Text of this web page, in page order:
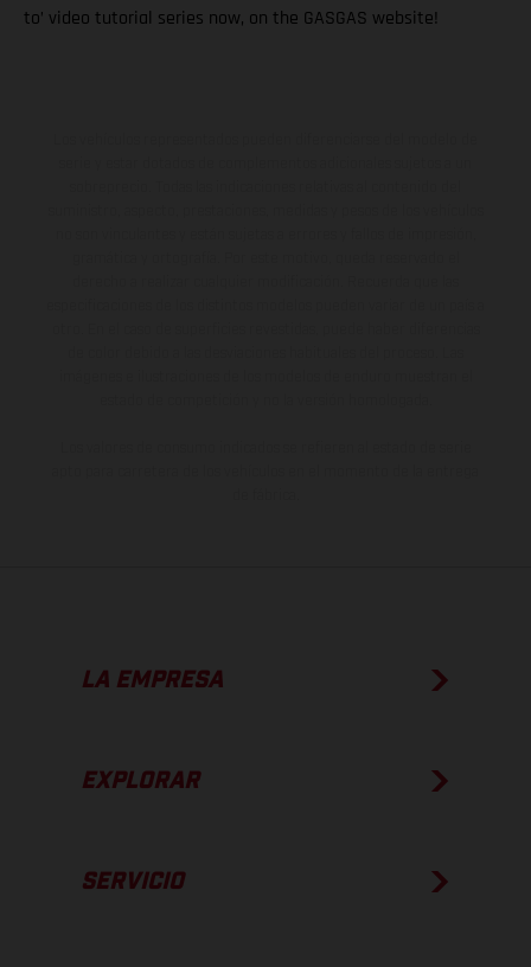
to’ video tutorial series now, on the GASGAS website!
LA EMPRESA
EXPLORAR
SERVICIO